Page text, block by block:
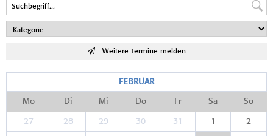
Weitere Termine melden
FEBRUAR
Mo Di Mi Do Fr Sa So
27 28 29 30 31 1 2